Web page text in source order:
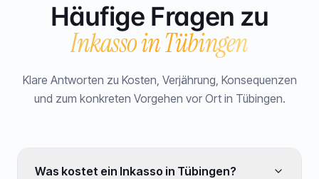
Häufige Fragen zu
Inkasso inTübingen
Klare Antworten zu Kosten, Verjährung, Konsequenzen
und zum konkreten Vorgehen vor Ort in Tübingen.
Was kostet ein Inkasso in Tübingen?